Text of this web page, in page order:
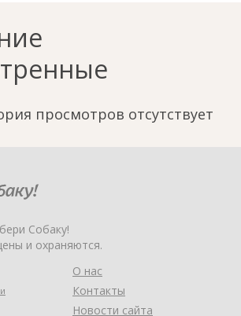
просмотров отсутствует
Собаку!
и охраняются.
О нас
Контакты
Новости сайта